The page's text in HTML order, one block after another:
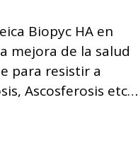
Biopyc HA en
mejora de la salud
para resistir a
Ascosferosis etc…